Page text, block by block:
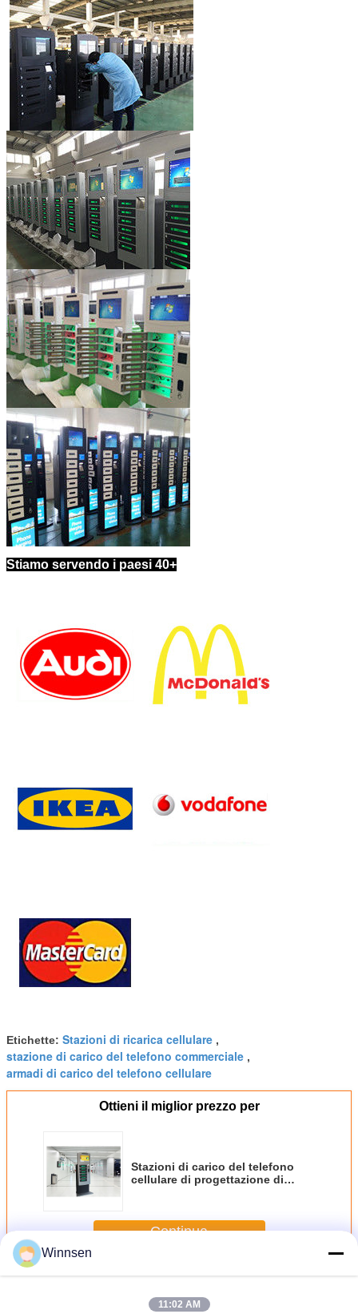
Stiamo servendo i paesi 40+
Etichette: Stazioni di ricarica cellulare ,
stazione di carico del telefono commerciale ,
armadi di carico del telefono cellulare
Ottieni il miglior prezzo per
Stazioni di carico del telefono
cellulare di progettazione di
Continua
PiùStazioni di carico del telefono cellulare
Winnsen
11:02 AM